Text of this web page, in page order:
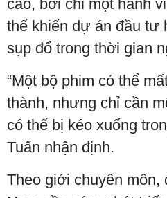
cao, bởi chỉ một hành
thể khiến dự án đầu tư
sụp đổ trong thời gian
“Một bộ phim có thể
thành, nhưng chỉ cần
có thể bị kéo xuống
Tuấn nhận định.
Theo giới chuyên môn,